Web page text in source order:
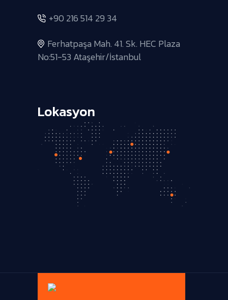
+90 216 514 29 34
Ferhatpaşa Mah. 41. Sk. HEC Plaza
No:51-53 Ataşehir/İstanbul
Lokasyon